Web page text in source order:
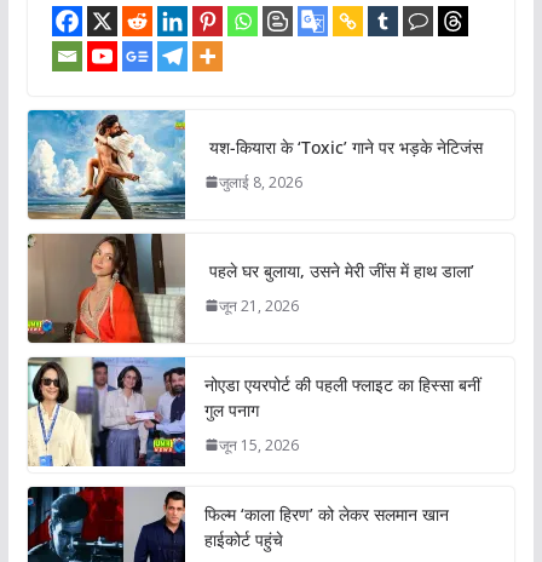
यश-कियारा के ‘Toxic’ गाने पर भड़के नेटिजंस
जुलाई 8, 2026
पहले घर बुलाया, उसने मेरी जींस में हाथ डाला’
जून 21, 2026
नोएडा एयरपोर्ट की पहली फ्लाइट का हिस्सा बनीं
गुल पनाग
जून 15, 2026
फिल्म ‘काला हिरण’ को लेकर सलमान खान
हाईकोर्ट पहुंचे